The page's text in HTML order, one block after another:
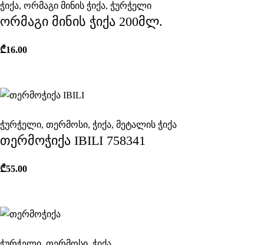
ჭიქა, ორმაგი მინის ჭიქა, ჭურჭელი
ორმაგი მინის ჭიქა 200მლ.
₾16.00
ჭურჭელი, თერმოსი, ჭიქა, მეტალის ჭიქა
თერმოჭიქა IBILI 758341
₾55.00